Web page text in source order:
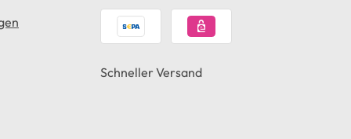
Schneller Versand